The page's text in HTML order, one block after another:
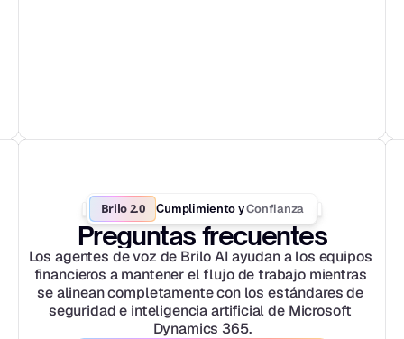
Brilo 2.0 Cumplimiento y Confianza
Preguntas frecuentes
Los agentes de voz de Brilo AI ayudan a los equipos
financieros a mantener el flujo de trabajo mientras
se alinean completamente con los estándares de
seguridad e inteligencia artificial de Microsoft
Dynamics 365.